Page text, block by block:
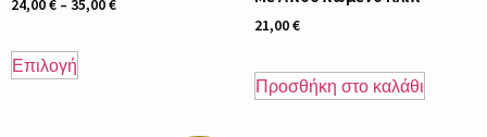
24,00€ – 35,00€
Επιλογή
21,00€
Προσθήκη στο καλάθι